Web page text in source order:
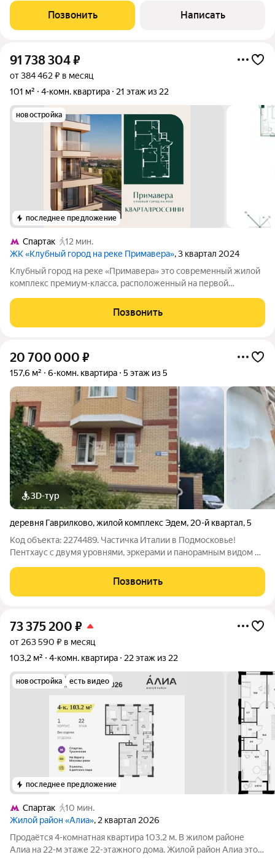
полов и стен - капитальное межэтажное перекрытие -
установлены счётчики
Позвонить Написать
91 738 304₽
от 384 462 ₽ в месяц
101 м²
4-комн. квартира 21 этаж из 22
новостройка
последнее предложение
Спартак
12 мин.
ЖК «Клубный город на реке Примавера», 3 квартал 2024
Клубный город на реке «Примавера» это современный жилой
комплекс премиум-класса, расположенный на первой
Покровское-Стрешнево. Под панорамными окнами квартир
находится собственный экопарк с
Позвонить
20 700 000 ₽
157,6 м² 6-комн. квартира 5 этаж из 5
3D-тур
деревня Гаврилково,жилой комплекс Эдем, 20-й квартал,5
Код объекта: 2274489. Частичка Италии в Подмосковье!
Пентхаус с двумя уровнями, эркерами и панорамным видом на
загородной жизни! Описание квартиры: - Уникальный
двухуровневый пентхаус в ЖК «Эдем»
Позвонить
73 375 200 ₽
от 263 590 ₽ в месяц
103,2 м²
4-комн. квартира 22 этаж из 22
новостройка есть видео
последнее предложение
Спартак
10 мин.
Жилой район «Алиа», 2 квартал 2026
Продаётся 4-комнатная квартира 103.2 м. В жилом районе
Алиа на 22-м этаже 22-этажного дома. Жилой район Алиа это